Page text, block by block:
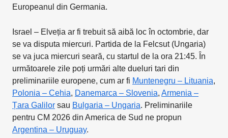
Europeanul din Germania.
Israel – Elveția ar fi trebuit să aibă loc în octombrie, dar
se va disputa miercuri. Partida de la Felcsut (Ungaria)
se va juca miercuri seară, cu startul de la ora 21:45. În
următoarele zile poți urmări alte dueluri tari din
preliminariile europene, cum ar fi Muntenegru – Lituania,
Polonia – Cehia, Danemarca – Slovenia, Armenia –
Țara Galilor sau Bulgaria – Ungaria. Preliminariile
pentru CM 2026 din America de Sud ne propun
Argentina – Uruguay.